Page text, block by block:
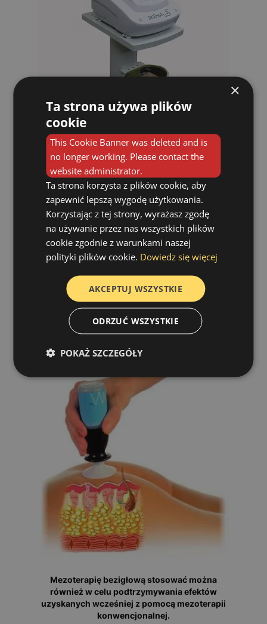
Zabiegi mezoterapii bezigłowej mogą być
wykonywane o każdej porze roku, są
całkowicie bezbolesne, nie powodują
żadnych podrażnień, obrzęków czy też
krwiaków. Nie ma tu żadnych nakłuć, a
preparat wprowadzany jest do skóry dzięki
powodujących przejściowe zwiększenie
przepuszczalności skóry występujące
jedynie w trakcie trwania zabiegu.
Mezoterapię bezigłową stosować można
również w celu podtrzymywania efektów
uzyskanych wcześniej z pomocą mezoterapii
konwencjonalnej.
×
Ta strona używa plików
cookie
This Cookie Banner was deleted and is
no longer working. Please contact the
website administrator.
Ta strona korzysta z plików cookie, aby
zapewnić lepszą wygodę użytkowania.
Korzystając z tej strony, wyrażasz zgodę
na używanie przez nas wszystkich plików
cookie zgodnie z warunkami naszej
polityki plików cookie. Dowiedz się więcej
AKCEPTUJ WSZYSTKIE
ODRZUĆ WSZYSTKIE
POKAŻ SZCZEGÓŁY